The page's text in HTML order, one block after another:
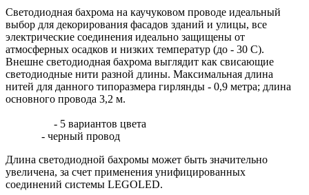
Светодиодная бахрома на каучуковом проводе идеальный
выбор для декорирования фасадов зданий и улицы, все
электрические соединения идеально защищены от
атмосферных осадков и низких температур (до - 30 С).
Внешне светодиодная бахрома выглядит как свисающие
светодиодные нити разной длины. Максимальная длина
нитей для данного типоразмера гирлянды - 0,9 метра; длина
основного провода 3,2 м.
- 5 вариантов цвета
- черный провод
Длина светодиодной бахромы может быть значительно
увеличена, за счет применения унифицированных
соединений системы LEGOLED.